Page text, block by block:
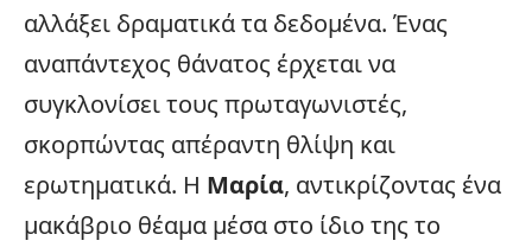
αλλάξει δραματικά τα δεδομένα. Ένας
αναπάντεχος θάνατος έρχεται να
συγκλονίσει τους πρωταγωνιστές,
σκορπώντας απέραντη θλίψη και
ερωτηματικά. Η Μαρία, αντικρίζοντας ένα
μακάβριο θέαμα μέσα στο ίδιο της το